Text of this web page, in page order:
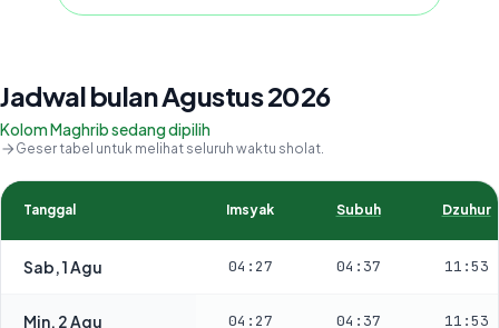
Jadwal bulan Agustus 2026
Kolom Maghrib sedang dipilih
Geser tabel untuk melihat seluruh waktu sholat.
Tanggal Imsyak Subuh Dzuhur
Sab, 1 Agu 04:27 04:37 11:53
Min, 2 Agu 04:27 04:37 11:53